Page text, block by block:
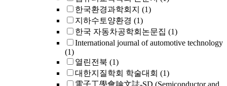
한국환경과학회지 (1)
지하수토양환경 (1)
한국 자동차공학회논문집 (1)
International journal of automotive technology
(1)
열린전북 (1)
대한지질학회 학술대회 (1)
電子工學會論文誌-SD (Semiconductor and